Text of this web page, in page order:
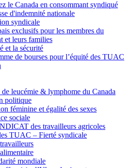
le Canada en consommant syndiqué
d'indemnité nationale
syndicale
exclusifs pour les membres du
et leurs families
et la sécurité
de bourses pour l’équité des TUAC
de leucémie & lymphome du Canada
politique
féminine et égalité des sexes
sociale
des travailleurs agricoles
TUAC – Fierté syndicale
mondiale